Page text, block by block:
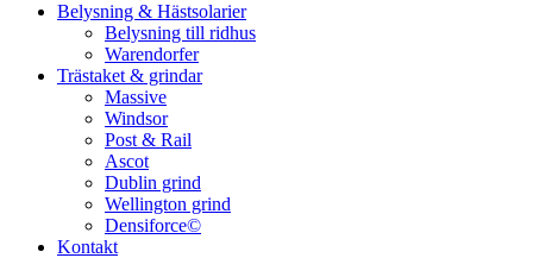
Belysning & Hästsolarier
Belysning till ridhus
Warendorfer
Trästaket & grindar
Massive
Windsor
Post & Rail
Ascot
Dublin grind
Wellington grind
Densiforce©
Kontakt